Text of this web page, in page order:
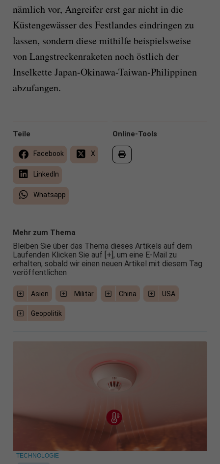
nämlich vor, Angreifer erst gar nicht in die
Küstengewässer des Festlandes eindringen zu
lassen, sondern diese mithilfe beispielsweise
von Langstreckenraketen noch östlich der
Inselkette Japan-Okinawa-Taiwan-Philippinen
abzufangen.
Online-Tools
Teile
Facebook X
LinkedIn
Whatsapp
Mehr zum Thema
Bleiben Sie über das Thema dieses Artikels auf dem
Laufenden Klicken Sie auf [+], um eine E-Mail zu
erhalten, sobald wir einen neuen Artikel mit diesem Tag
veröffentlichen
Asien Militär China USA
Geopolitik
TECHNOLOGIE